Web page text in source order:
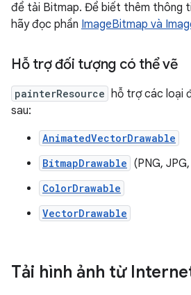
để tải Bitmap. Để biết thêm thông
hãy đọc phần ImageBitmap và
Hỗ trợ đối tượng có thể vẽ
painterResource hỗ trợ các loại
sau:
AnimatedVectorDrawable
BitmapDrawable (PNG,
ColorDrawable
VectorDrawable
Tải hình ảnh từ